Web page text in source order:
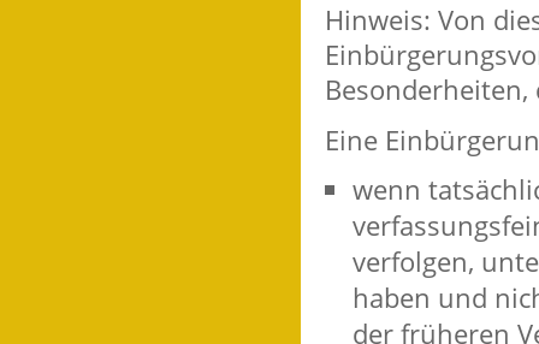
Hinweis: Von
Eine
wenn
verfolgen,
haben und
der früheren